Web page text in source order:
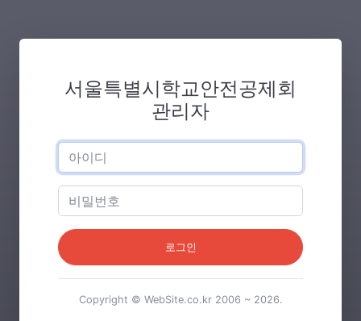
서울특별시학교안전공제회
관리자
로그인
Copyright © WebSite.co.kr 2006 ~ 2026.